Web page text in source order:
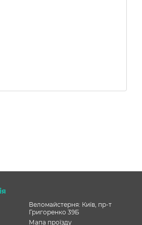
Веломайстерня: Київ, пр-т
Григоренко 39Б
Мапа проїзду